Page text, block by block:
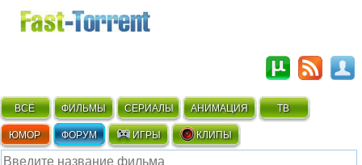
ВСЁ ФИЛЬМЫ СЕРИАЛЫ АНИМАЦИЯ ТВ
ЮМОР ФОРУМ ИГРЫ КЛИПЫ